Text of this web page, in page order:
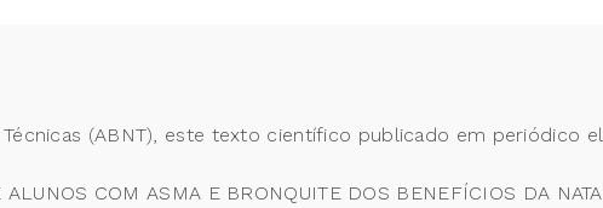
(ABNT), este texto científico publicado em periódico
COM ASMA E BRONQUITE DOS BENEFÍCIOS DA